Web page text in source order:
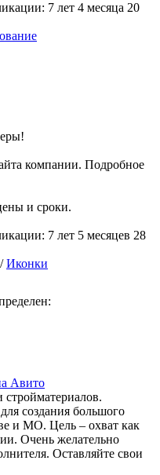
7 лет 4 месяца 20
компании. Подробное
и сроки.
7 лет 5 месяцев 28
/Иконки
Авито
создания большого
и МО. Цель – охват как
Очень желательно
Оставляйте свои